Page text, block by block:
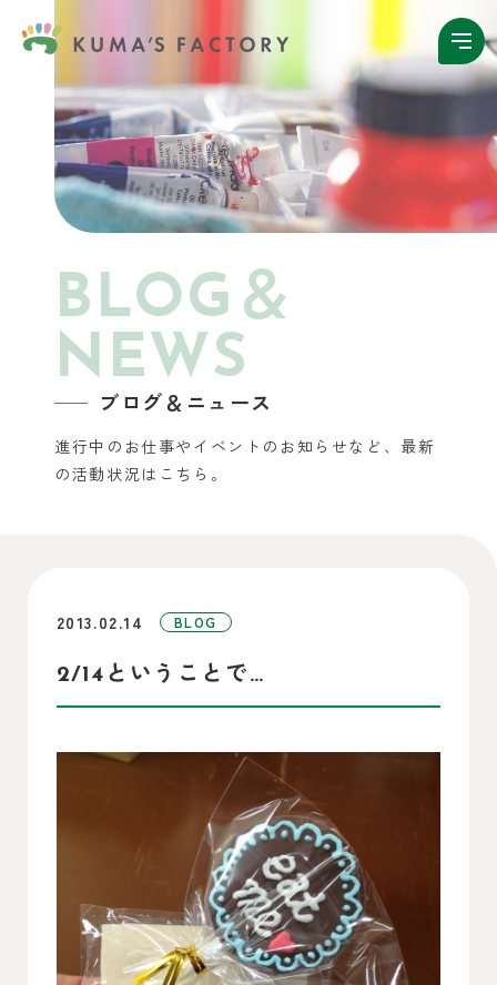
BLOG＆
NEWS
ブログ＆ニュース
進行中のお仕事やイベントのお知らせなど、 最新
の活動状況はこちら。
2013.02.14 BLOG
2/14ということで…